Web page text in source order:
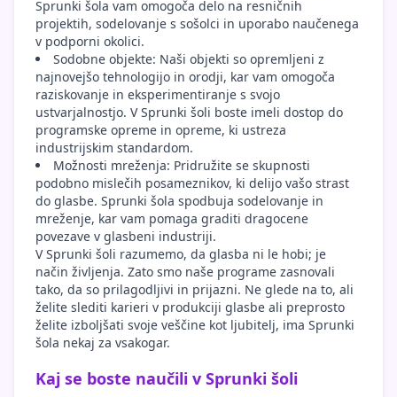
Sprunki šola vam omogoča delo na resničnih
projektih, sodelovanje s sošolci in uporabo naučenega
v podporni okolici.
Sodobne objekte: Naši objekti so opremljeni z
najnovejšo tehnologijo in orodji, kar vam omogoča
raziskovanje in eksperimentiranje s svojo
ustvarjalnostjo. V Sprunki šoli boste imeli dostop do
programske opreme in opreme, ki ustreza
industrijskim standardom.
Možnosti mreženja: Pridružite se skupnosti
podobno mislečih posameznikov, ki delijo vašo strast
do glasbe. Sprunki šola spodbuja sodelovanje in
mreženje, kar vam pomaga graditi dragocene
povezave v glasbeni industriji.
V Sprunki šoli razumemo, da glasba ni le hobi; je
način življenja. Zato smo naše programe zasnovali
tako, da so prilagodljivi in prijazni. Ne glede na to, ali
želite slediti karieri v produkciji glasbe ali preprosto
želite izboljšati svoje veščine kot ljubitelj, ima Sprunki
šola nekaj za vsakogar.
Kaj se boste naučili v Sprunki šoli